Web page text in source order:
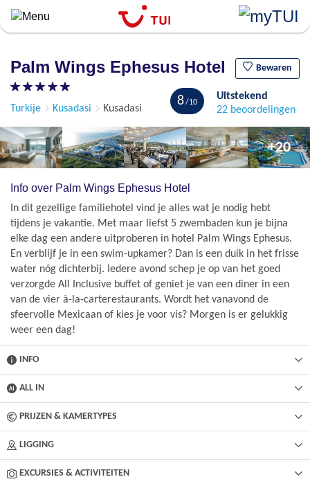
Overslaan
algemene
gaan
Palm Wings Ephesus Hotel Bewaren
Turkije Kusadasi Kusadasi
8
Uitstekend
22 beoordelingen
+20
Info over Palm Wings Ephesus Hotel
In dit gezellige familiehotel vind je alles wat je nodig hebt
tijdens je vakantie. Met maar liefst 5 zwembaden kun je bijna
elke dag een andere uitproberen in hotel Palm Wings Ephesus.
En verblijf je in een swim-upkamer? Dan is een duik in het frisse
water nóg dichterbij. Iedere avond schep je op van het goed
verzorgde All Inclusive buffet of geniet je van een diner in een
van de vier à-la-carterestaurants. Wordt het vanavond de
sfeervolle Mexicaan of kies je voor vis? Morgen is er gelukkig
weer een dag!
INFO
ALL IN
PRIJZEN & KAMERTYPES
LIGGING
EXCURSIES & ACTIVITEITEN